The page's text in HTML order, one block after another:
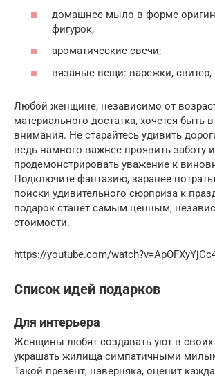
домашнее мыло в форме
фигурок;
ароматические свечи;
вязаные вещи: варежки, свитер,
Любой женщине, независимо от
материального достатка, хочется быть
внимания. Не старайтесь удивить
ведь намного важнее проявить заботу и
продемонстрировать уважение к
Подключите фантазию, заранее
поиски удивительного сюрприза к
подарок станет самым ценным,
стоимости.
https://youtube.com/
Список идей подарков
Для интерьера
Женщины любят создавать уют в своих
украшать жилища симпатичными
Такой презент, наверняка, оценит